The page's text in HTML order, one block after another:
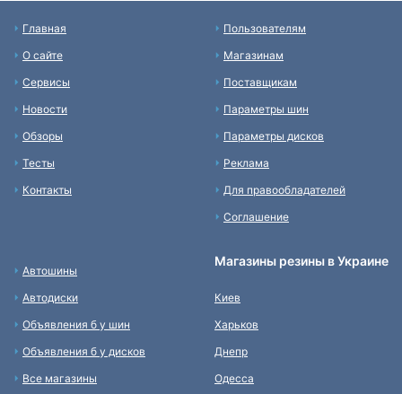
Главная
О сайте
Сервисы
Новости
Обзоры
Тесты
Контакты
Пользователям
Магазинам
Поставщикам
Параметры шин
Параметры дисков
Реклама
Для правообладателей
Соглашение
Автошины
Автодиски
Объявления б у шин
Объявления б у дисков
Все магазины
Магазины резины в Украине
Киев
Харьков
Днепр
Одесса